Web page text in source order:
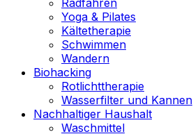
Yoga & Pilates
Kältetherapie
Schwimmen
Wandern
Biohacking
Rotlichttherapie
Wasserfilter und Kannen
Nachhaltiger Haushalt
Waschmittel